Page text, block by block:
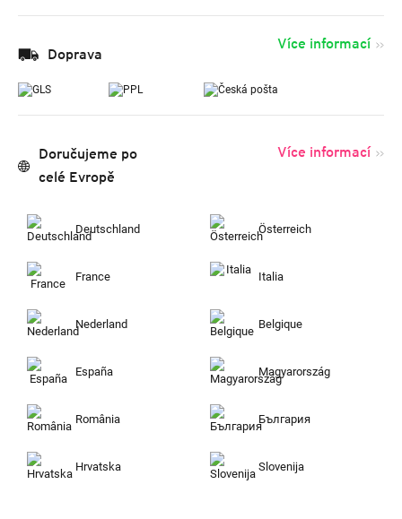
Doprava
Více informací
Doručujeme po
celé Evropě
Více informací
Deutschland Österreich
France Italia
Nederland Belgique
España Magyarország
România България
Hrvatska Slovenija